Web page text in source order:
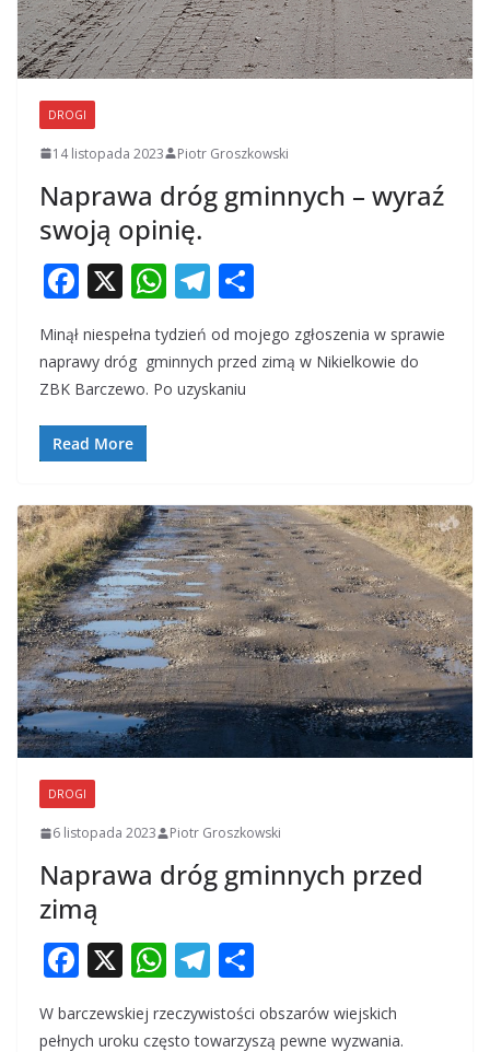
DROGI
14 listopada 2023 Piotr Groszkowski
Naprawa dróg gminnych – wyraź
swoją opinię.
F
e
b
o
o
X W
h
at
s
T
el
e
gr
ar
Minął niespełna tydzień od mojego zgłoszenia w sprawie
naprawy dróg gminnych przed zimą w Nikielkowie do
ZBK Barczewo. Po uzyskaniu
Read More
DROGI
6 listopada 2023 Piotr Groszkowski
Naprawa dróg gminnych przed
zimą
F
e
X W
at
T
e
h
ar
W barczewskiej rzeczywistości obszarów wiejskich
pełnych uroku często towarzyszą pewne wyzwania.